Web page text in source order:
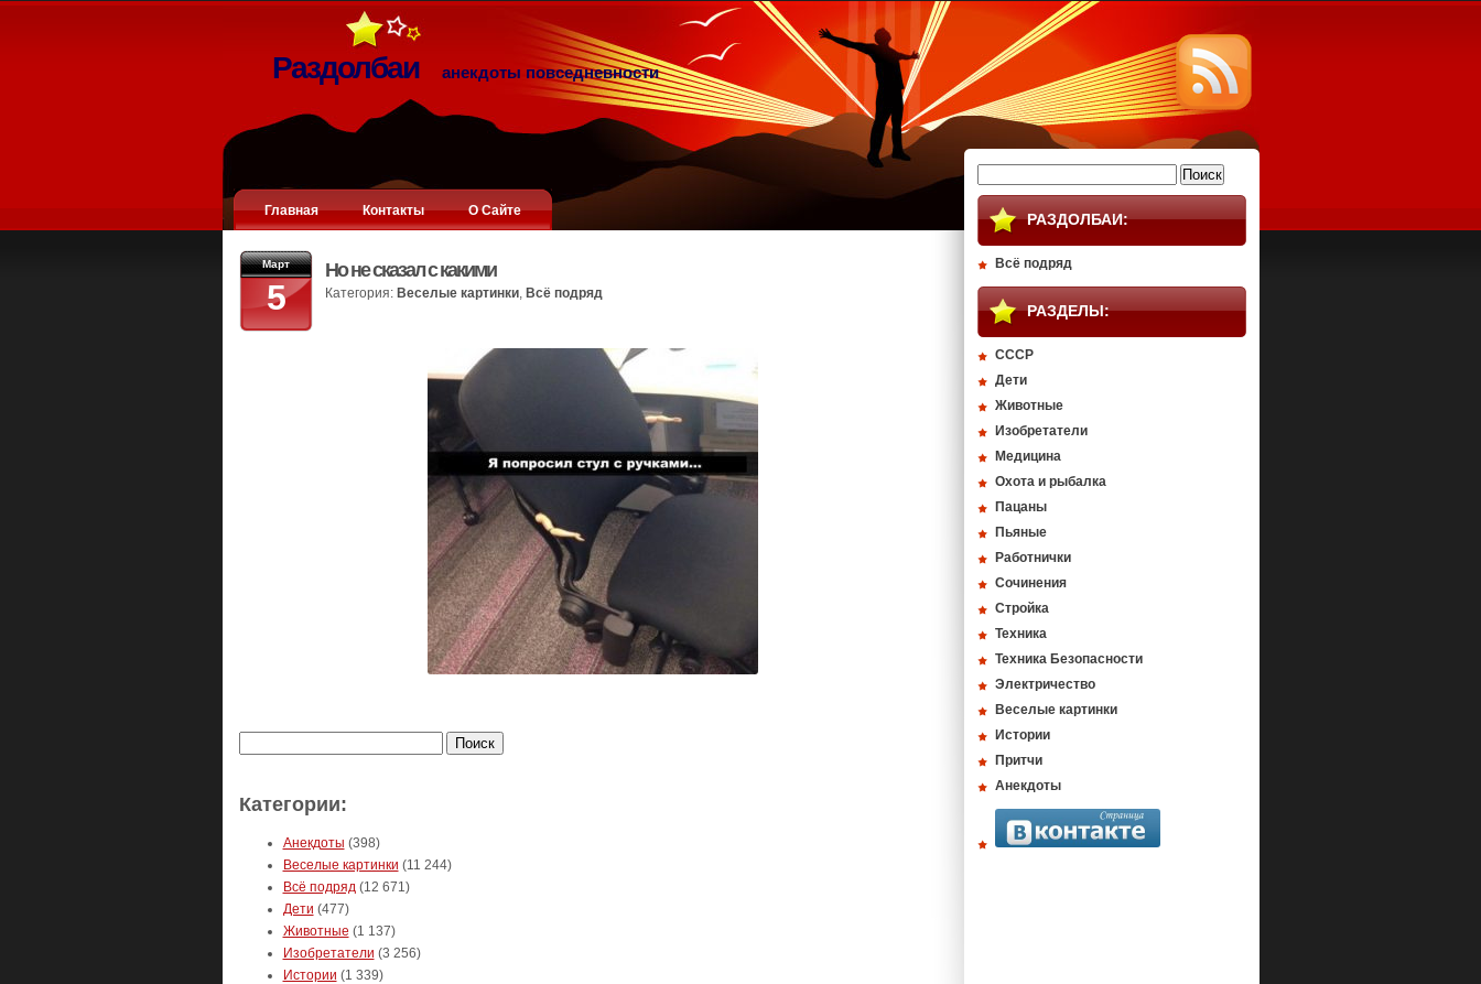
Раздолбаи анекдоты повседневности
Главная Контакты О Сайте
Март
5
Но не сказал с какими
Категория: Веселые картинки, Всё подряд
Категории:
Анекдоты (398)
Веселые картинки (11 244)
Всё подряд(12 671)
Дети (477)
Животные (1 137)
Изобретатели (3 256)
Истории (1 339)
РАЗДОЛБАИ:
Всё подряд
РАЗДЕЛЫ:
СССР
Дети
Животные
Изобретатели
Медицина
Охота и рыбалка
Пацаны
Пьяные
Работнички
Сочинения
Стройка
Техника
Техника Безопасности
Электричество
Веселые картинки
Истории
Притчи
Анекдоты